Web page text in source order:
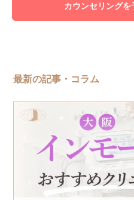
カウンセリング
最新の記事・コラム